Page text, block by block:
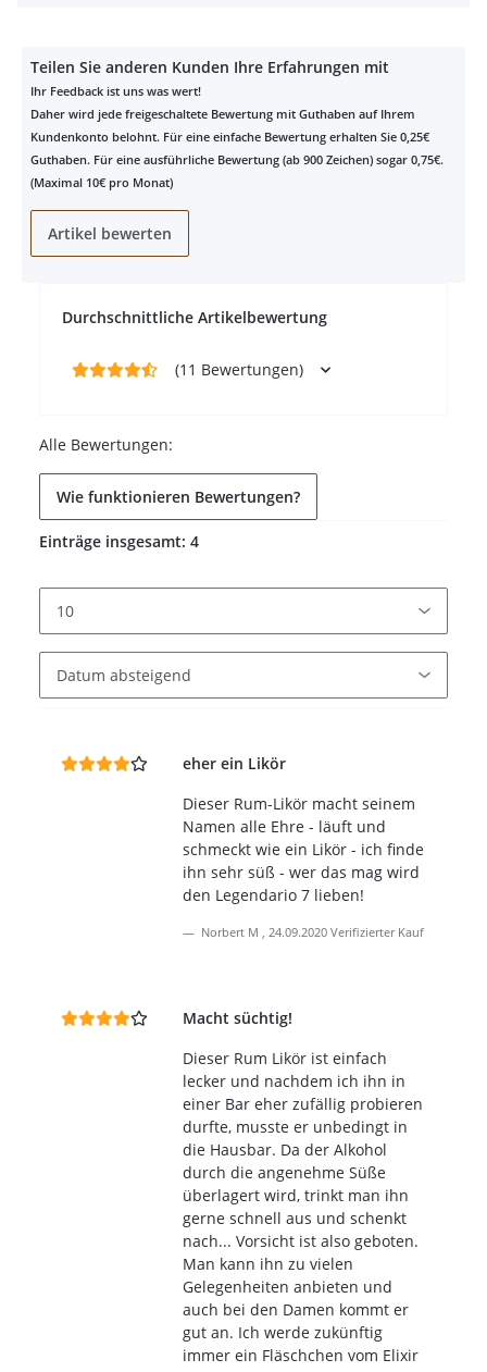
Durchschnittliche Artikelbewertung
(11 Bewertungen)
Teilen Sie anderen Kunden Ihre Erfahrungen mit
Ihr Feedback ist uns was wert!
Daher wird jede freigeschaltete Bewertung mit Guthaben auf Ihrem
Kundenkonto belohnt. Für eine einfache Bewertung erhalten Sie 0,25€
Guthaben. Für eine ausführliche Bewertung (ab 900 Zeichen) sogar 0,75€.
(Maximal 10€ pro Monat)
Artikel bewerten
Alle Bewertungen:
Wie funktionieren Bewertungen?
Einträge insgesamt: 4
eher ein Likör
Dieser Rum-Likör macht seinem
Namen alle Ehre - läuft und
schmeckt wie ein Likör - ich finde
ihn sehr süß - wer das mag wird
den Legendario 7 lieben!
Norbert M , 24.09.2020 Verifizierter Kauf
Macht süchtig!
Dieser Rum Likör ist einfach
lecker und nachdem ich ihn in
einer Bar eher zufällig probieren
durfte, musste er unbedingt in
die Hausbar. Da der Alkohol
durch die angenehme Süße
überlagert wird, trinkt man ihn
gerne schnell aus und schenkt
nach... Vorsicht ist also geboten.
Man kann ihn zu vielen
Gelegenheiten anbieten und
auch bei den Damen kommt er
gut an. Ich werde zukünftig
immer ein Fläschchen vom Elixir